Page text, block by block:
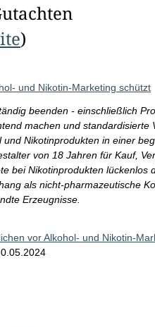
)
und Nikotin-Marketing schützt
beenden - einschließlich
machen und standardisierte
Nikotinprodukten in einer
von 18 Jahren für Kauf,
bei Nikotinprodukten lückenlos
als nicht-pharmazeutische
Erzeugnisse.
vor Alkohol- und Nikotin-